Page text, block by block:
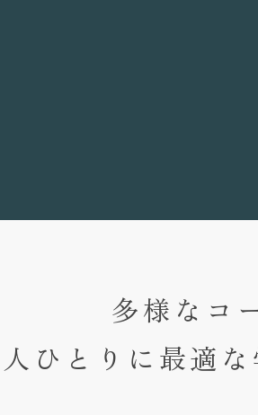
多様なコ
ひとりに最適な